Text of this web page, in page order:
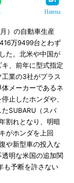
Hatena
）の自動車生産
万9499台とわず
た。北米や中国が
、前年に型式指定
業の3社がプラス
メーカーであるネ
止したホンダや、
SUBARU（スバ
割れとなり、明暗
がホンダを上回
や新型車の投入な
明な米国の追加関
も予断を許さない